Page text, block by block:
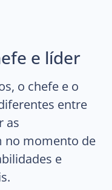
e líder
o chefe e o
entre
as
no momento de
e